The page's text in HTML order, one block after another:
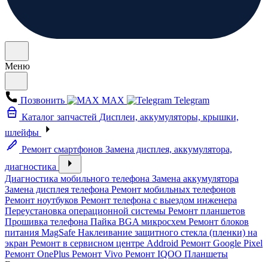
Меню
Позвонить MAX
Telegram
Каталог запчастей Дисплеи, аккумуляторы, крышки,
шлейфы
Ремонт смартфонов Замена дисплея, аккумулятора,
диагностика
Диагностика мобильного телефона Замена аккумулятора
Замена дисплея телефона Ремонт мобильных телефонов
Ремонт ноутбуков Ремонт телефона с выездом инженера
Переустановка операционной системы Ремонт планшетов
Прошивка телефона Пайка BGA микросхем Ремонт блоков
питания MagSafe Наклеивание защитного стекла (пленки) на
экран Ремонт в сервисном центре Addroid Ремонт Google Pixel
Ремонт OnePlus Ремонт Vivo Ремонт IQOO Планшеты